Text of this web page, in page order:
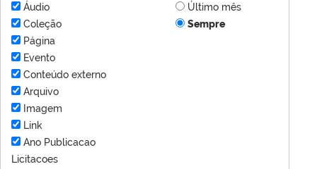
Áudio
Coleção
Página
Evento
Conteúdo externo
Arquivo
Imagem
Link
Ano Publicacao
Licitacoes
Último mês
Sempre